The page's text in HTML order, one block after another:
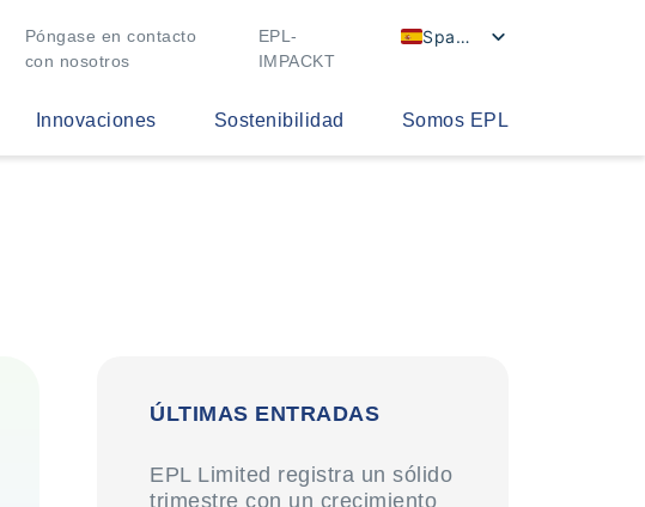
Póngase en contacto
con nosotros
EPL-
IMPACKT
Spanish
Innovaciones Sostenibilidad Somos EPL
ÚLTIMAS ENTRADAS
EPL Limited registra un sólido
trimestre con un crecimiento